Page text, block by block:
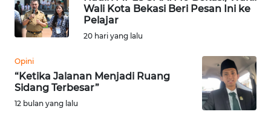
Wali Kota Bekasi Beri Pesan Ini ke
Pelajar
20 hari yang lalu
Opini
“Ketika Jalanan Menjadi Ruang
Sidang Terbesar”
12 bulan yang lalu
KEPULAUAN
SERIBU
WN